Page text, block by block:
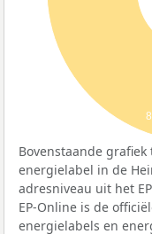
Bovenstaande
energielabel in de
adresniveau uit het
EP-Online is de
energielabels en